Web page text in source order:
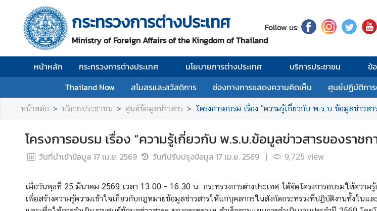
กระทรวงการต่างประเทศ
Ministry of Foreign Affairs of the Kingdom of Thailand
Follow us:
หน้าหลัก กระทรวงการต่างประเทศ นโยบายการต่างประเทศ บริการประชาชน ข้
Thailand Now
สโมสรและสวัสดิการ ช่องทางการแสดงความคิดเห็น ศูนย์ปฏิบัติกา
ห
น้
า
ก
ก
ะ
ท
ร
ง
ก
หน้าหลัก บริการประชาชน ศูนย์ข้อมูลข่าวสาร โครงการอบรม เรื่อง “ความรู้เกี่ยวกับ พ.ร.บ.ข้อมูลข่าวส
โครงการอบรม เรื่อง “ความรู้เกี่ยวกับ พ.ร.บ.ข้อมูลข่าวสารของราช
วันที่นำเข้าข้อมูล 17 เม.ย. 2569 วันที่ปรับปรุงข้อมูล 17 เม.ย. 2569 | 9,725 view
เมื่อวันพุธที่ 25 มีนาคม 2569 เวลา 13.00 - 16.30 น. กระทรวงการต่างประเทศ ได้จัดโครงการอบรมให้คว
เพื่อสร้างความรู้ความเข้าใจเกี่ยวกับกฎหมายข้อมูลข่าวสารให้แก่บุคลากรในสังกัดกระทรวงที่ปฏิบัติงานทั้งใน